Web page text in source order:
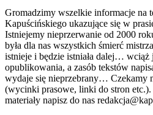
Gromadzimy wszelkie informacje na
Kapuścińskiego ukazujące się w
Istniejemy nieprzerwanie od 2000
była dla nas wszystkich śmierć
istnieje i będzie istniała dalej… wciąż
opublikowania, a zasób tekstów
wydaje się nieprzebrany… Czekamy
(wycinki prasowe, linki do stron etc.).
materiały napisz do nas